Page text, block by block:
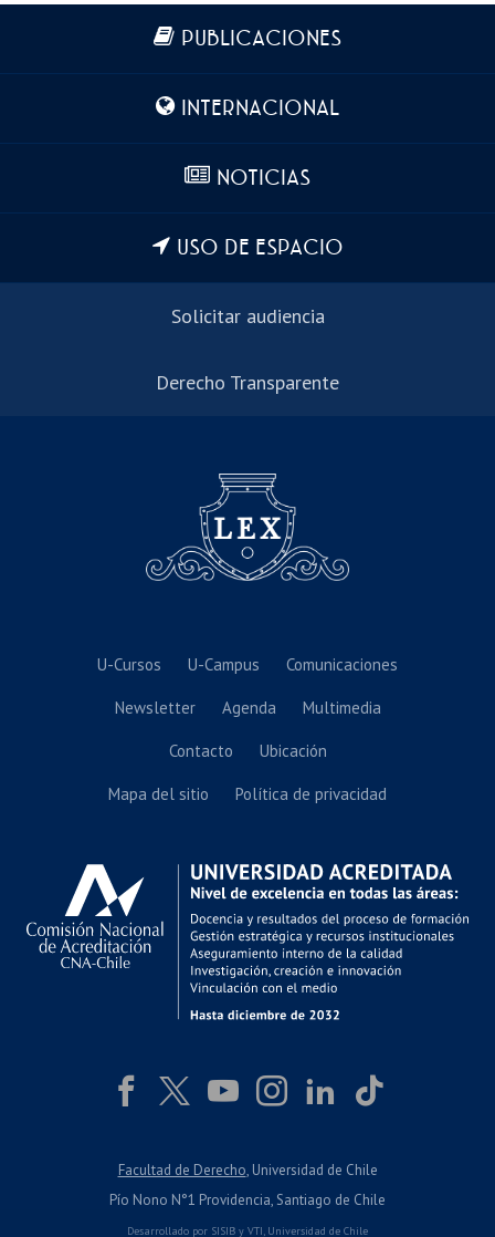
Más información
PUBLICACIONES
INTERNACIONAL
NOTICIAS
USO DE ESPACIO
Solicitar audiencia
Derecho Transparente
U-Cursos U-Campus Comunicaciones
Newsletter Agenda Multimedia
Contacto Ubicación
Mapa del sitio Política de privacidad
Facultad de Derecho, Universidad de Chile
Pío Nono N°1 Providencia, Santiago de Chile
Desarrollado por SISIB y VTI, Universidad de Chile